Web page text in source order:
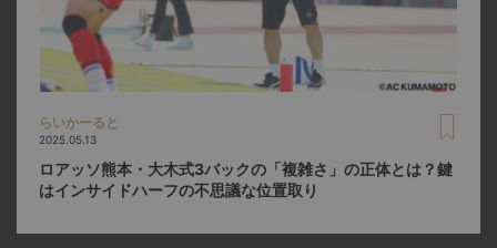
らいかーると
2025.05.13
ロアッソ熊本・大木式3バックの「複雑さ」の正体とは？鍵
はインサイドハーフの不思議な位置取り